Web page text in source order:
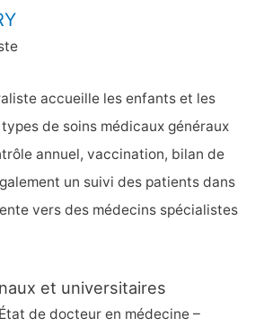
accueille les enfants et les
de soins médicaux généraux
annuel, vaccination, bilan de
un suivi des patients dans
vers des médecins spécialistes
et universitaires
de docteur en médecine –